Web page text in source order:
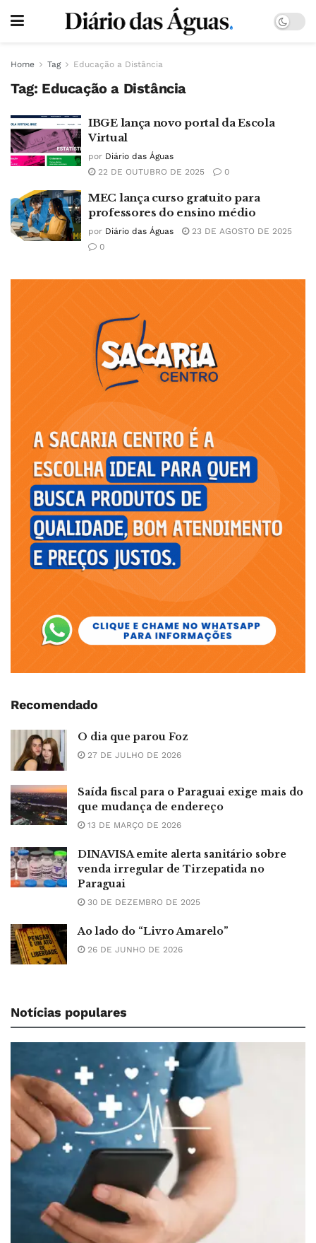
Home Tag Educação a Distância
Tag: Educação a Distância
IBGE lança novo portal da Escola
Virtual
por Diário das Águas
22 DE OUTUBRO DE 2025
0
MEC lança curso gratuito para
professores do ensino médio
por Diário das Águas
23 DE AGOSTO DE 2025
0
Recomendado
O dia que parou Foz
27 DE JULHO DE 2026
Saída fiscal para o Paraguai exige mais do
que mudança de endereço
13 DE MARÇO DE 2026
DINAVISA emite alerta sanitário sobre
venda irregular de Tirzepatida no
Paraguai
30 DE DEZEMBRO DE 2025
Ao lado do “Livro Amarelo”
26 DE JUNHO DE 2026
Notícias populares